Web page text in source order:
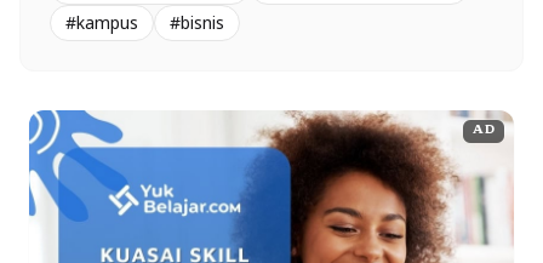
#kampus
#bisnis
AD